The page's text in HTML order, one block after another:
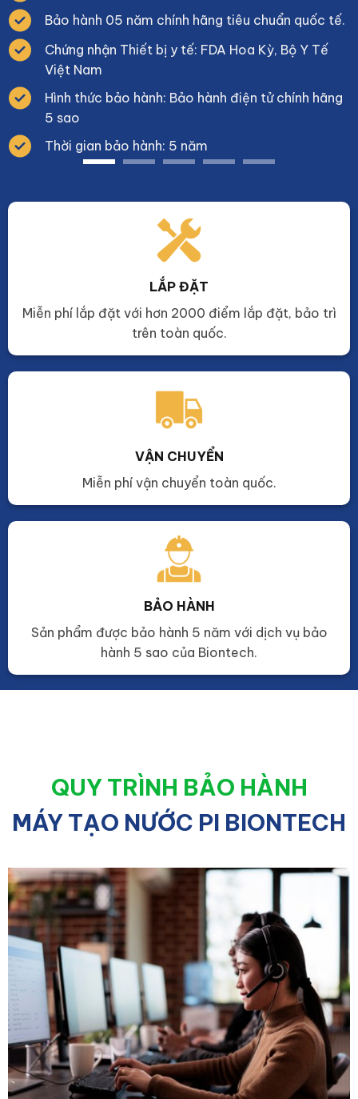
Bảo hành 05 năm chính hãng tiêu chuẩn quốc tế.
Chứng nhận Thiết bị y tế: FDA Hoa Kỳ, Bộ Y Tế
Việt Nam
Hình thức bảo hành: Bảo hành điện tử chính hãng
5 sao
Thời gian bảo hành: 5 năm
LẮP ĐẶT
Miễn phí lắp đặt với hơn 2000 điểm lắp đặt, bảo trì
trên toàn quốc.
VẬN CHUYỂN
Miễn phí vận chuyển toàn quốc.
BẢO HÀNH
Sản phẩm được bảo hành 5 năm với dịch vụ bảo
hành 5 sao của Biontech.
QUY TRÌNH BẢO HÀNH
MÁY TẠO NƯỚC PI BIONTECH